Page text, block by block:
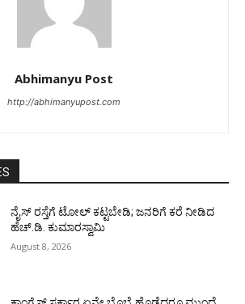
Abhimanyu Post
http://abhimanyupost.com
ನೈಸ್ ರಸ್ತೆಗೆ ಟೋಲ್ ಕಟ್ಟಬೇಡಿ; ಜನರಿಗೆ ಕರೆ ನೀಡಿದ
ಹೆಚ್.ಡಿ. ಕುಮಾರಸ್ವಾಮಿ
August 8, 2026